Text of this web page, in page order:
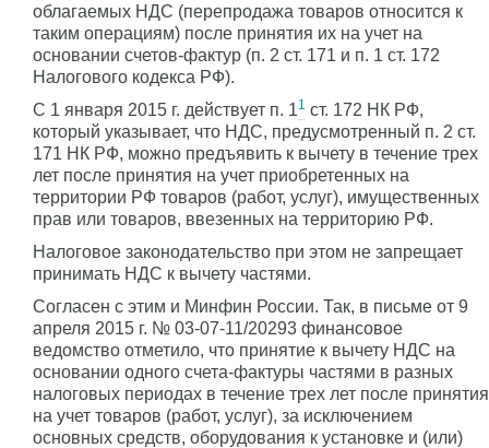
облагаемых НДС (перепродажа товаров относится к
таким операциям) после принятия их на учет на
основании счетов-фактур (п. 2 ст. 171 и п. 1 ст. 172
Налогового кодекса РФ).
С 1 января 2015 г. действует п. 11 ст. 172 НК РФ,
который указывает, что НДС, предусмотренный п. 2 ст.
171 НК РФ, можно предъявить к вычету в течение трех
лет после принятия на учет приобретенных на
территории РФ товаров (работ, услуг), имущественных
прав или товаров, ввезенных на территорию РФ.
Налоговое законодательство при этом не запрещает
принимать НДС к вычету частями.
Согласен с этим и Минфин России. Так, в письме от 9
апреля 2015 г. № 03-07-11/20293 финансовое
ведомство отметило, что принятие к вычету НДС на
основании одного счета-фактуры частями в разных
налоговых периодах в течение трех лет после принятия
на учет товаров (работ, услуг), за исключением
основных средств, оборудования к установке и (или)